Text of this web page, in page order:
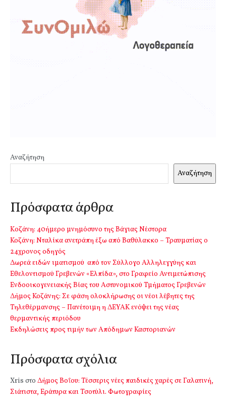
Αναζήτηση
Αναζήτηση
Πρόσφατα άρθρα
Kοζάνη: 40ήμερο μνημόσυνο της Βάγιας Νέστορα
Κοζάνη: Νταλίκα ανετράπη έξω από Βαθύλακκο – Τραυματίας ο
24χρονος οδηγός
Δωρεά ειδών ιματισμού από τον Σύλλογο Αλληλεγγύης και
Εθελοντισμού Γρεβενών «Ελπίδα», στο Γραφείο Αντιμετώπισης
Ενδοοικογενειακής Βίας του Αστυνομικού Τμήματος Γρεβενών
Δήμος Κοζάνης: Σε φάση ολοκλήρωσης οι νέοι λέβητες της
Τηλεθέρμανσης – Πανέτοιμη η ΔΕΥΑΚ ενόψει της νέας
θερμαντικής περιόδου
Εκδηλώσεις προς τιμήν των Απόδημων Καστοριανών
Πρόσφατα σχόλια
Xris στο Δήμος Βοΐου: Τέσσερις νέες παιδικές χαρές σε Γαλατινή,
Σιάτιστα, Εράτυρα και Τσοτύλι. Φωτογραφίες